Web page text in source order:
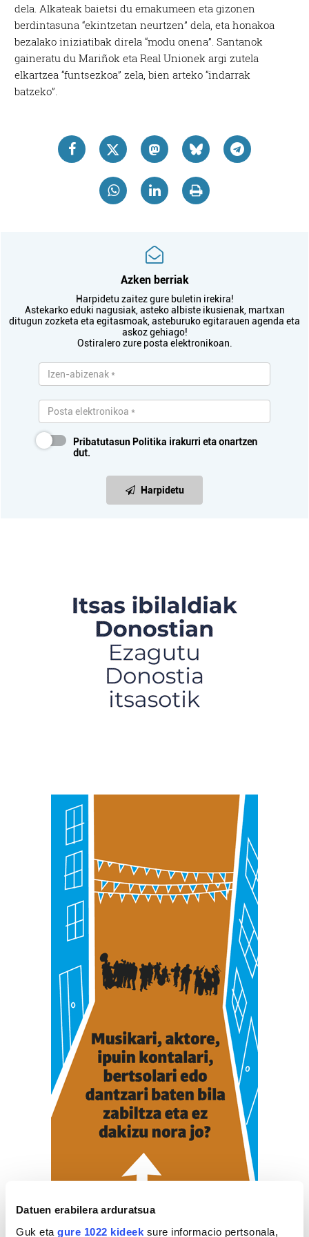
Datuen erabilera arduratsua
Guk eta gure 1022 kideek sure informacio pertsonala,
dela. Alkateak baietsi du emakumeen eta gizonen
berdintasuna “ekintzetan neurtzen” dela, eta honakoa
bezalako iniziatibak direla “modu onena”. Santanok
gaineratu du Mariñok eta Real Unionek argi zutela
elkartzea “funtsezkoa” zela, bien arteko “indarrak
batzeko”.
Azken berriak
Harpidetu zaitez gure buletin irekira!
Astekarko eduki nagusiak, asteko albiste ikusienak, martxan
ditugun zozketa eta egitasmoak, asteburuko egitarauen agenda eta
askoz gehiago!
Ostiralero zure posta elektronikoan.
Pribatutasun Politika irakurri eta onartzen
dut.
Harpidetu